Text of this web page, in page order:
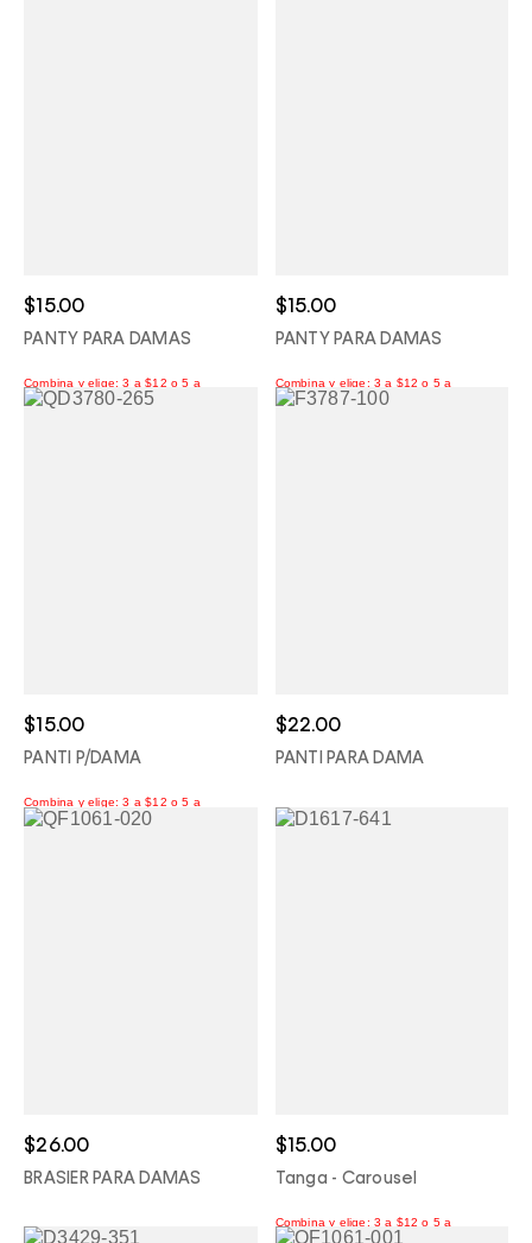
$15.00
PANTY PARA DAMAS
$15.00
PANTY PARA DAMAS
$15.00
PANTI P/DAMA
$22.00
PANTI PARA DAMA
$26.00
BRASIER PARA DAMAS
$15.00
Tanga - Carousel